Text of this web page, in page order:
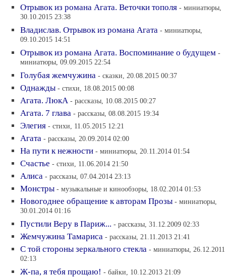
Отрывок из романа Агата. Веточки тополя - миниатюры,
30.10.2015 23:38
Владислав. Отрывок из романа Агата - миниатюры,
09.10.2015 14:51
Отрывок из романа Агата. Воспоминание о будущем -
миниатюры, 09.09.2015 22:54
Голубая жемчужина - сказки, 20.08.2015 00:37
Однажды - стихи, 18.08.2015 00:08
Агата. ЛюкА - рассказы, 10.08.2015 00:27
Агата. 7 глава - рассказы, 08.08.2015 19:34
Элегия - стихи, 11.05.2015 12:21
Агата - рассказы, 20.09.2014 02:00
На пути к нежности - миниатюры, 20.11.2014 01:54
Счастье - стихи, 11.06.2014 21:50
Алиса - рассказы, 07.04.2014 23:13
Монстры - музыкальные и кинообзоры, 18.02.2014 01:53
Новогоднее обращение к авторам Прозы - миниатюры,
30.01.2014 01:16
Пустили Веру в Париж... - рассказы, 31.12.2009 02:33
Жемчужина Тамариса - рассказы, 21.11.2013 21:41
С той стороны зеркального стекла - миниатюры, 26.12.2011
02:13
Ж-па, я тебя прощаю! - байки, 10.12.2013 21:09